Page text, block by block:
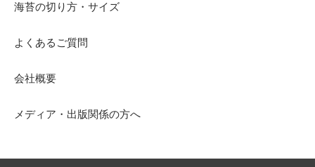
海苔の切り方・サイズ
よくあるご質問
会社概要
メディア・出版関係の方へ